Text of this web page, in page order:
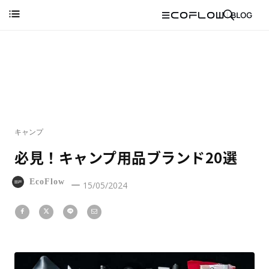
キャンプ
必見！キャンプ用品ブランド20選
EcoFlow 15/05/2024